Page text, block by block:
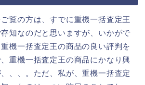
覧の方は、すでに重機一括査定王
知なのだと思いますが、いかがで
機一括査定王の商品の良い評判を
重機一括査定王の商品にかなり興
、、。ただ、私が、重機一括査定